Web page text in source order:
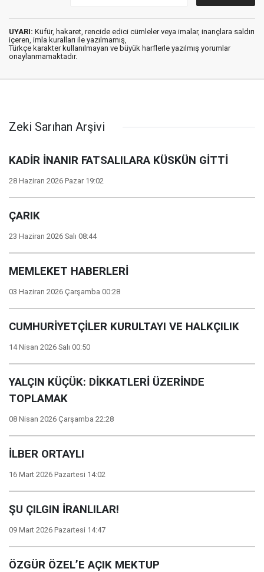
UYARI: Küfür, hakaret, rencide edici cümleler veya imalar, inançlara saldırı
içeren, imla kuralları ile yazılmamış,
Türkçe karakter kullanılmayan ve büyük harflerle yazılmış yorumlar
onaylanmamaktadır.
Zeki Sarıhan Arşivi
KADİR İNANIR FATSALILARA KÜSKÜN GİTTİ
28 Haziran 2026 Pazar 19:02
ÇARIK
23 Haziran 2026 Salı 08:44
MEMLEKET HABERLERİ
03 Haziran 2026 Çarşamba 00:28
CUMHURİYETÇİLER KURULTAYI VE HALKÇILIK
14 Nisan 2026 Salı 00:50
YALÇIN KÜÇÜK: DİKKATLERİ ÜZERİNDE
TOPLAMAK
08 Nisan 2026 Çarşamba 22:28
İLBER ORTAYLI
16 Mart 2026 Pazartesi 14:02
ŞU ÇILGIN İRANLILAR!
09 Mart 2026 Pazartesi 14:47
ÖZGÜR ÖZEL’E AÇIK MEKTUP